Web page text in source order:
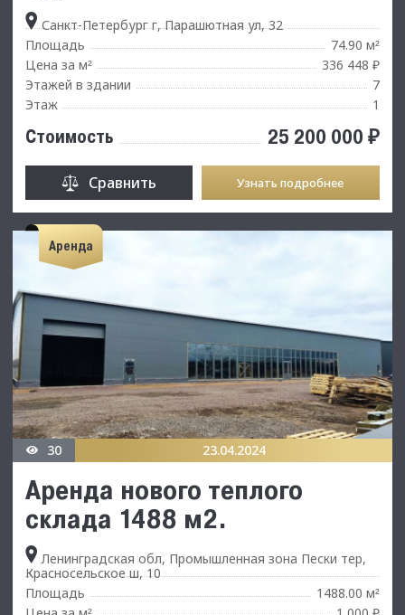
Санкт-Петербург г, Парашютная ул, 32
Площадь
74.90 м²
Цена за м²
336 448 ₽
Этажей в здании
7
Этаж
1
Стоимость 25 200 000 ₽
Сравнить Узнать подробнее
Аренда
30 23.04.2024
Аренда нового теплого
склада 1488 м2.
Ленинградская обл, Промышленная зона Пески тер,
Красносельское ш, 10
Площадь
1488.00 м²